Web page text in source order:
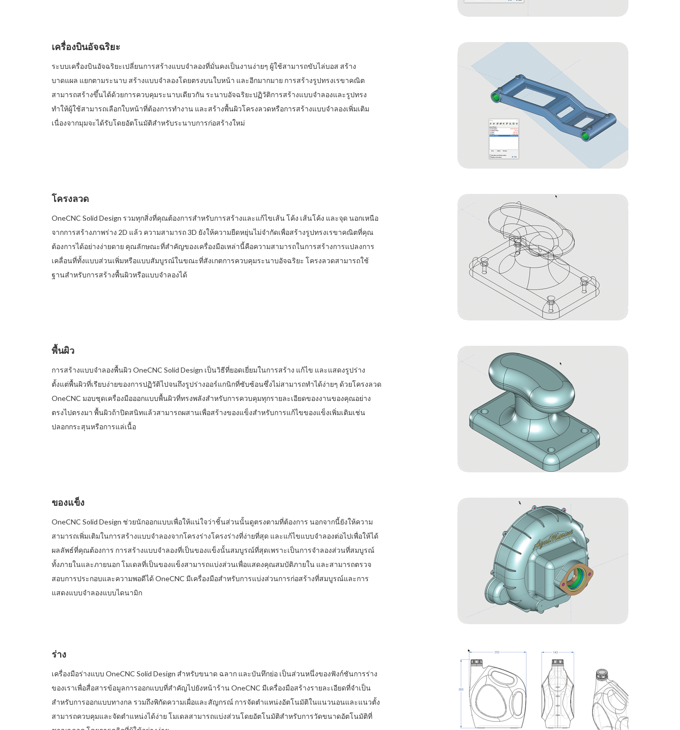
เครื่องบินอัจฉริยะ
ระบบเครื่องบินอัจฉริยะเปลี่ยนการสร้างแบบจำลองที่มั่นคงเป็นงานง่ายๆ ผู้ใช้สามารถขับไล่บอส สร้าง
บาดแผล แยกตามระนาบ สร้างแบบจำลองโดยตรงบนใบหน้า และอีกมากมาย การสร้างรูปทรงเรขาคณิต
สามารถสร้างขึ้นได้ด้วยการควบคุมระนาบเดียวกัน ระนาบอัจฉริยะปฏิวัติการสร้างแบบจำลองและรูปทรง
ทำให้ผู้ใช้สามารถเลือกใบหน้าที่ต้องการทำงาน และสร้างพื้นผิวโครงลวดหรือการสร้างแบบจำลองเพิ่มเติม
เนื่องจากมุมจะได้รับโดยอัตโนมัติสำหรับระนาบการก่อสร้างใหม่
โครงลวด
OneCNC Solid Design รวมทุกสิ่งที่คุณต้องการสำหรับการสร้างและแก้ไขเส้น โค้ง เส้นโค้ง และจุด นอกเหนือ
จากการสร้างภาพร่าง 2D แล้ว ความสามารถ 3D ยังให้ความยืดหยุ่นไม่จำกัดเพื่อสร้างรูปทรงเรขาคณิตที่คุณ
ต้องการได้อย่างง่ายดาย คุณลักษณะที่สำคัญของเครื่องมือเหล่านี้คือความสามารถในการสร้างการแปลงการ
เคลื่อนที่ทั้งแบบส่วนเพิ่มหรือแบบสัมบูรณ์ในขณะที่สังเกตการควบคุมระนาบอัจฉริยะ โครงลวดสามารถใช้
ฐานสำหรับการสร้างพื้นผิวหรือแบบจำลองได้
พื้นผิว
การสร้างแบบจำลองพื้นผิว OneCNC Solid Design เป็นวิธีที่ยอดเยี่ยมในการสร้าง แก้ไข และแสดงรูปร่าง
ตั้งแต่พื้นผิวที่เรียบง่ายของการปฏิวัติไปจนถึงรูปร่างออร์แกนิกที่ซับซ้อนซึ่งไม่สามารถทำได้ง่ายๆ ด้วยโครงลวด
OneCNC มอบชุดเครื่องมือออกแบบพื้นผิวที่ทรงพลังสำหรับการควบคุมทุกรายละเอียดของงานของคุณอย่าง
ตรงไปตรงมา พื้นผิวถ้าปิดสนิทแล้วสามารถผสานเพื่อสร้างของแข็งสำหรับการแก้ไขของแข็งเพิ่มเติมเช่น
ปลอกกระสุนหรือการแล่เนื้อ
ของแข็ง
OneCNC Solid Design ช่วยนักออกแบบเพื่อให้แน่ใจว่าชิ้นส่วนนั้นดูตรงตามที่ต้องการ นอกจากนี้ยังให้ความ
สามารถเพิ่มเติมในการสร้างแบบจำลองจากโครงร่างโครงร่างที่ง่ายที่สุด และแก้ไขแบบจำลองต่อไปเพื่อให้ได้
ผลลัพธ์ที่คุณต้องการ การสร้างแบบจำลองที่เป็นของแข็งนั้นสมบูรณ์ที่สุดเพราะเป็นการจำลองส่วนที่สมบูรณ์
ทั้งภายในและภายนอก โมเดลที่เป็นของแข็งสามารถแบ่งส่วนเพื่อแสดงคุณสมบัติภายใน และสามารถตรวจ
สอบการประกอบและความพอดีได้ OneCNC มีเครื่องมือสำหรับการแบ่งส่วนการก่อสร้างที่สมบูรณ์และการ
แสดงแบบจำลองแบบไดนามิก
ร่าง
เครื่องมือร่างแบบ OneCNC Solid Design สำหรับขนาด ฉลาก และบันทึกย่อ เป็นส่วนหนึ่งของฟังก์ชันการร่าง
ของเราเพื่อสื่อสารข้อมูลการออกแบบที่สำคัญไปยังหน้าร้าน OneCNC มีเครื่องมือสร้างรายละเอียดที่จำเป็น
สำหรับการออกแบบทางกล รวมถึงพิกัดความเผื่อและสัญกรณ์ การจัดตำแหน่งอัตโนมัติในแนวนอนและแนวตั้ง
สามารถควบคุมและจัดตำแหน่งได้ง่าย โมเดลสามารถแบ่งส่วนโดยอัตโนมัติสำหรับการวัดขนาดอัตโนมัติที่